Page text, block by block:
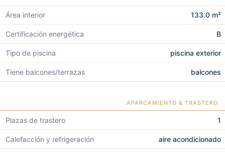
Área interior 133.0 m²
Certificación energética B
Tipo de piscina piscina exterior
Tiene balcones/terrazas balcones
APARCAMIENTO & TRASTERO
Plazas de trastero 1
Calefacción y refrigeración aire acondicionado